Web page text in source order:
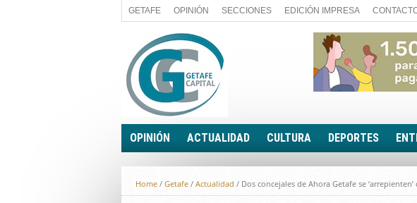
GETAFE OPINIÓN SECCIONES EDICIÓN IMPRESA
OPINIÓN
A FIN DE CUENTAS
PALABRA DE CONCEJAL
ACTUALIDAD
POLÍTICA
ECONOMÍA
CULTURA DEPORTES
Home / Getafe / Actualidad / Dos concejales de Ahora Getafe se